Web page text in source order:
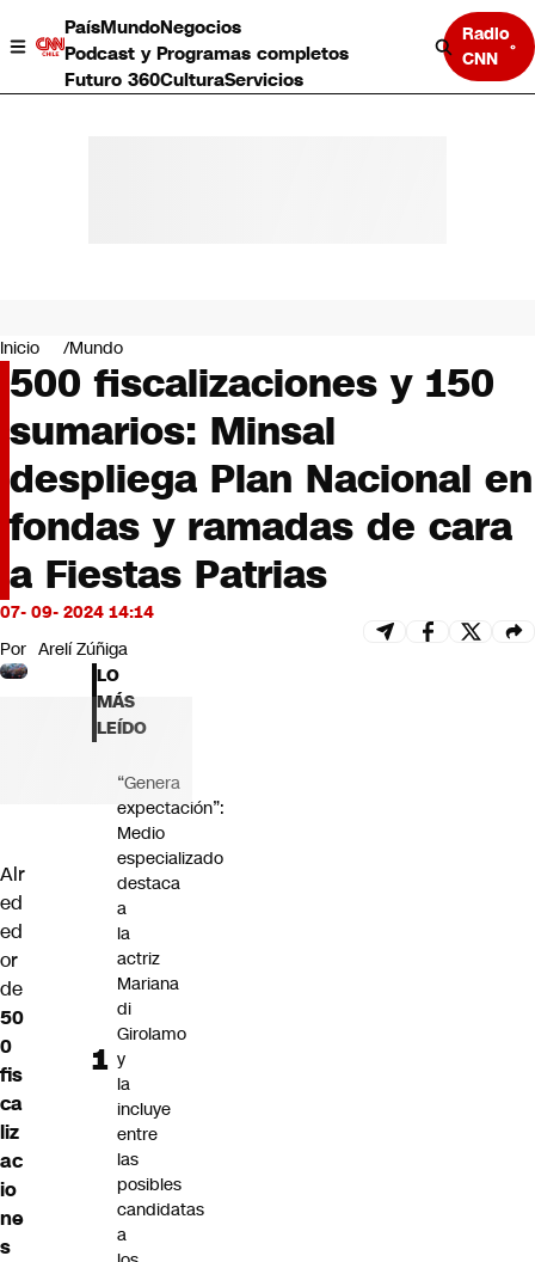
PaísMundoNegocios
Podcast y Programas completos
Futuro 360CulturaServicios
Radio
CNN
Negocios
Deportes
Programas completos
Cultura
Servicios
Bits
CNN Data
CNN tiempo
Futuro 360
Opinión
Inicio Mundo
500 fiscalizaciones y 150
sumarios: Minsal
despliega Plan Nacional en
fondas y ramadas de cara
a Fiestas Patrias
07- 09- 2024 14:14
Por Arelí Zúñiga
Alr
ed
ed
or
de
50
0
fis
ca
liz
ac
io
ne
s
LO
MÁS
LEÍDO
“Genera
expectación”:
Medio
especializado
destaca
a
la
actriz
Mariana
di
Girolamo
y
la
incluye
entre
las
posibles
candidatas
a